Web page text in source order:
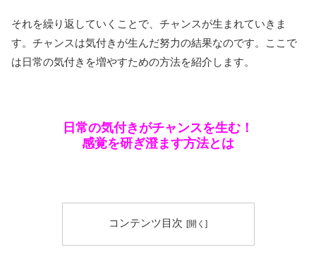
それを繰り返していくことで、チャンスが生まれていきま
す。チャンスは気付きが生んだ努力の結果なのです。ここで
は日常の気付きを増やすための方法を紹介します。
日常の気付きがチャンスを生む！
感覚を研ぎ澄ます方法とは
コンテンツ目次